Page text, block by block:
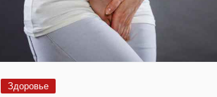
Здоровье